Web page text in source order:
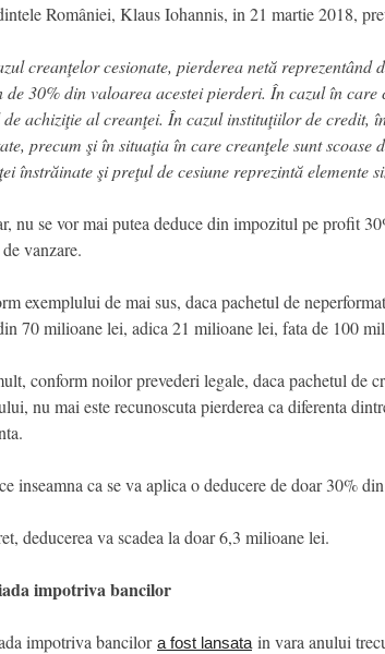
României, Klaus Iohannis, in 21 martie 2018,
creanţelor cesionate, pierderea netă
de 30% din valoarea acestei pierderi. În cazul în
de achiziţie al creanţei. În cazul instituţiilor de credit,
precum şi în situaţia în care creanţele sunt
înstrăinate şi preţul de cesiune reprezintă elemente
nu se vor mai putea deduce din impozitul pe profit
vanzare.
exemplului de mai sus, daca pachetul de
70 milioane lei, adica 21 milioane lei, fata de 100
conform noilor prevederi legale, daca pachetul de
nu mai este recunoscuta pierderea ca diferenta
inseamna ca se va aplica o deducere de doar 30%
deducerea va scadea la doar 6,3 milioane lei.
impotriva bancilor
impotriva bancilor a fost lansata in vara anului